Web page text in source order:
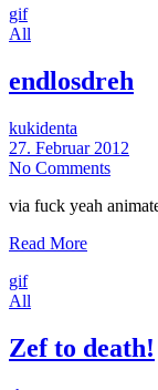
gif
All
endlosdreh
kukidenta
27. Februar 2012
No Comments
via fuck yeah
Read More
gif
All
Zef to death!